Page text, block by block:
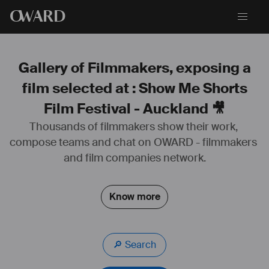
OWARD
Gallery of Filmmakers, exposing a
film selected at : Show Me Shorts
Film Festival - Auckland 🎥
Thousands of filmmakers show their work,
compose teams and chat on OWARD - filmmakers
and film companies network.
Know more
🔎 Search